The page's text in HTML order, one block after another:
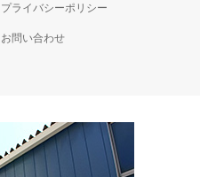
プライバシーポリシー
お問い合わせ